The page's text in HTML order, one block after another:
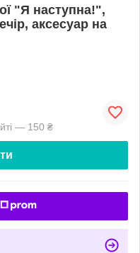
"Я наступна!",
аксесуар на
— 150 ₴